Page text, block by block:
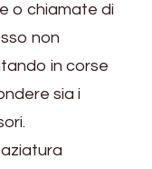
o chiamate di
non
in corse
sia i